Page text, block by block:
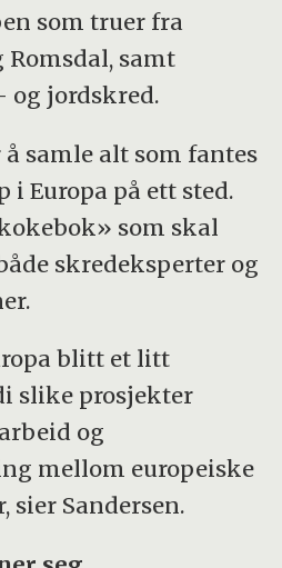
som truer fra
Romsdal, samt
og jordskred.
samle alt som fantes
i Europa på ett sted.
som skal
skredeksperter og
blitt et litt
slike prosjekter
og
mellom europeiske
Sandersen.